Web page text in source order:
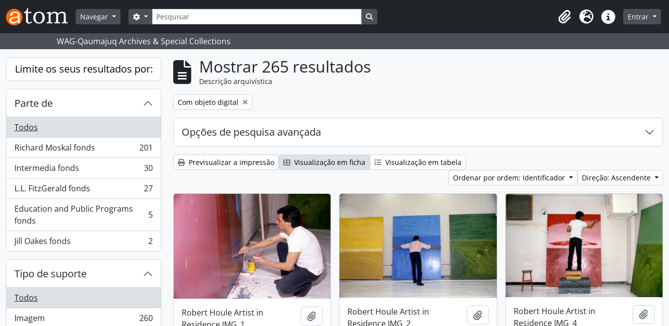
Skip to main content
Navegar
Pesquisar
Search options
Área de transferência
Idioma Ligações rápidas
Entrar
WAG-Qaumajuq Archives & Special Collections
Limite os seus resultados por:
Parte de
Todos
Richard Moskal fonds
, 201 resultados
201
Intermedia fonds
, 30 resultados
30
L.L. FitzGerald fonds
, 27 resultados
27
Education and Public Programs
fonds
, 5 resultados 5
Jill Oakes fonds
, 2 resultados 2
Tipo de suporte
Todos
Imagem
, 260 resultados
260
Mostrar 265 resultados
Descrição arquivística
Remove filter:
Com objeto digital
Opções de pesquisa avançada
Previsualizar a impressão Visualização em ficha
Visualização em tabela
Ordenar por ordem: Identificador
Direção: Ascendente
Robert Houle Artist in
Adicionar à área de transferência
Robert Houle Artist in
Residence IMG_2
Adicionar à área de transferência
Robert Houle Artist in
Residence IMG_4